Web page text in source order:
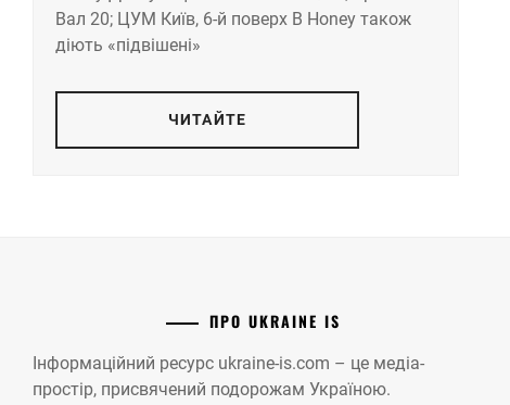
Вал 20; ЦУМ Київ, 6-й поверх В Honey також
діють «підвішені»
ЧИТАЙТЕ
ПРО UKRAINE IS
Інформаційний ресурс ukraine-is.com – це медіа-
простір, присвячений подорожам Україною.